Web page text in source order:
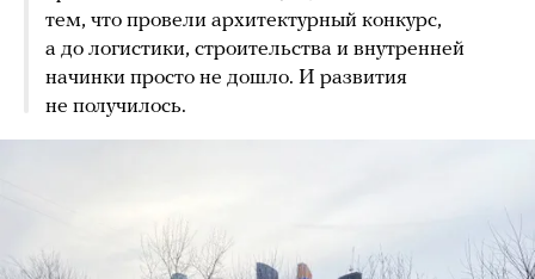
тем, что провели архитектурный конкурс,
а до логистики, строительства и внутренней
начинки просто не дошло. И развития
не получилось.